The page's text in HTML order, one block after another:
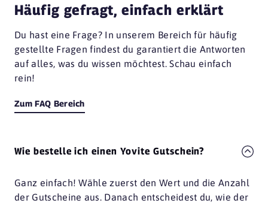
Häufig gefragt, einfach erklärt
Du hast eine Frage? In unserem Bereich für häufig
gestellte Fragen findest du garantiert die Antworten
auf alles, was du wissen möchtest. Schau einfach
rein!
Zum FAQ Bereich
Wie bestelle ich einen Yovite Gutschein?
Ganz einfach! Wähle zuerst den Wert und die Anzahl
der Gutscheine aus. Danach entscheidest du, wie der